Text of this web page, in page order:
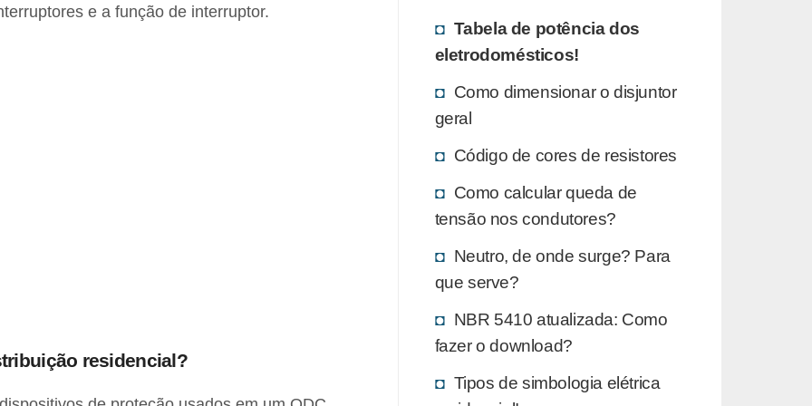
e a função de interruptor.
residencial?
Tabela de potência dos
eletrodomésticos!
Como dimensionar o disjuntor
geral
Código de cores de resistores
Como calcular queda de
tensão nos condutores?
Neutro, de onde surge? Para
que serve?
NBR 5410 atualizada: Como
fazer o download?
Tipos de simbologia elétrica